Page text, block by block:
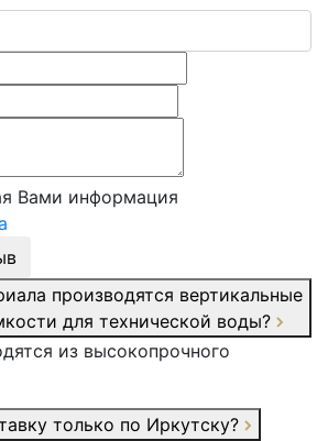
Вами информация
производятся вертикальные
для технической воды?
из высокопрочного
только по Иркутску?